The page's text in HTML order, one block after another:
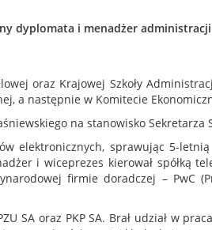
dyplomata i menadżer
oraz Krajowej Szkoły
a następnie w Komitecie
na stanowisko Sekretarza
elektronicznych, sprawując 5-
i wiceprezes kierował spółką
firmie doradczej – PwC
SA oraz PKP SA. Brał udział w